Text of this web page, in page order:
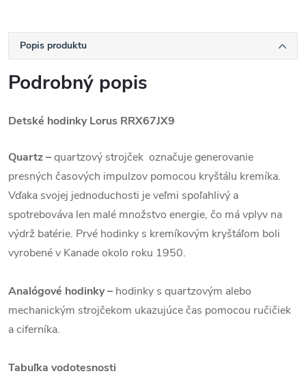
Popis produktu
Podrobný popis
Detské hodinkyLorus RRX67JX9
Quartz –quartzový strojček označuje generovanie
presných časových impulzov pomocou kryštálu kremíka.
Vďaka svojej jednoduchosti je veľmi spoľahlivý a
spotrebováva len malé množstvo energie, čo má vplyv na
výdrž batérie. Prvé hodinky s kremíkovým kryštáľom boli
vyrobené v Kanade okolo roku 1950.
Analógové hodinky – hodinky s quartzovým alebo
mechanickým strojčekom ukazujúce čas pomocou ručičiek
a ciferníka.
Tabuľka vodotesnosti